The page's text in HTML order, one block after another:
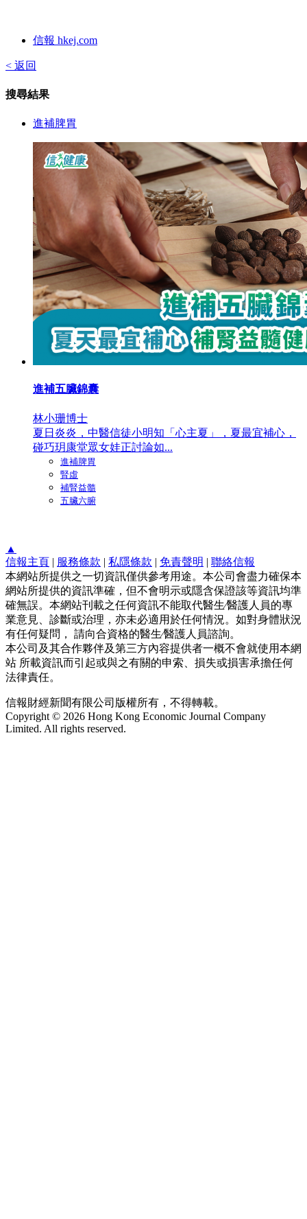
信報 hkej.com
< 返回
搜尋結果
進補脾胃
進補五臟錦囊
林小珊博士
夏日炎炎，中醫信徒小明知「心主夏」，夏最宜補心，
碰巧玥康堂眾女娃正討論如...
進補脾胃
腎虛
補腎益髓
五臟六腑
▲
信報主頁 | 服務條款 | 私隱條款 | 免責聲明 | 聯絡信報
本網站所提供之一切資訊僅供參考用途。本公司會盡力確保本
網站所提供的資訊準確，但不會明示或隱含保證該等資訊均準
確無誤。本網站刊載之任何資訊不能取代醫生∕醫護人員的專
業意見、診斷或治理，亦未必適用於任何情況。如對身體狀況
有任何疑問， 請向合資格的醫生∕醫護人員諮詢。
本公司及其合作夥伴及第三方內容提供者一概不會就使用本網
站 所載資訊而引起或與之有關的申索、損失或損害承擔任何
法律責任。
信報財經新聞有限公司版權所有，不得轉載。
Copyright © 2026 Hong Kong Economic Journal Company
Limited. All rights reserved.